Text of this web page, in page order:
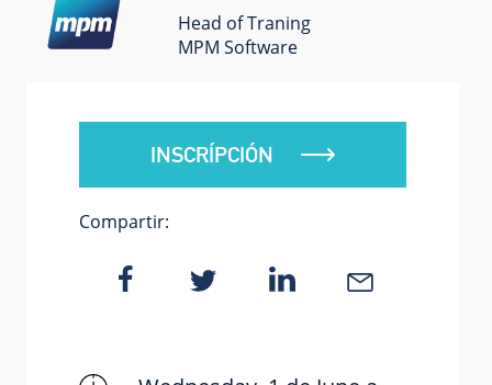
Head of Traning
MPM Software
INSCRÍPCIÓN
Compartir: